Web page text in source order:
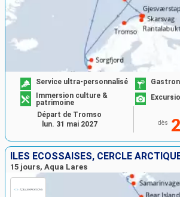
Service ultra-personnalisé
Immersion culture &
patrimoine
dès
Départ de Tromso
lun. 31 mai 2027
ÎLES ÉCOSSAISES, CERCLE
15 jours, Aqua Lares